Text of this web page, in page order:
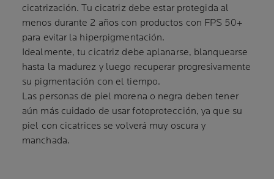
cicatrización. Tu cicatriz debe estar protegida al
menos durante 2 años con productos con FPS 50+
para evitar la hiperpigmentación.
Idealmente, tu cicatriz debe aplanarse, blanquearse
hasta la madurez y luego recuperar progresivamente
su pigmentación con el tiempo.
Las personas de piel morena o negra deben tener
aún más cuidado de usar fotoprotección, ya que su
piel con cicatrices se volverá muy oscura y
manchada.